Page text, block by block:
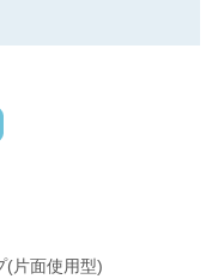
(片面使用型)